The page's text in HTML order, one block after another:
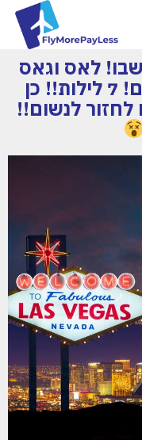
לאס וגאס
החל מ-3460 שקל לאדם! 7 לילות!! כן
לחזור לנשום!!